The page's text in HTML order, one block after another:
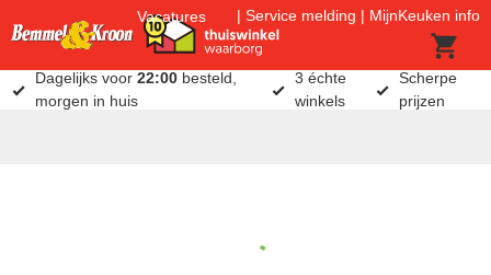
Vacatures Service melding MijnKeuken info
Dagelijks voor22:00 besteld,
morgen in huis
3 échte
winkels
Scherpe
prijzen